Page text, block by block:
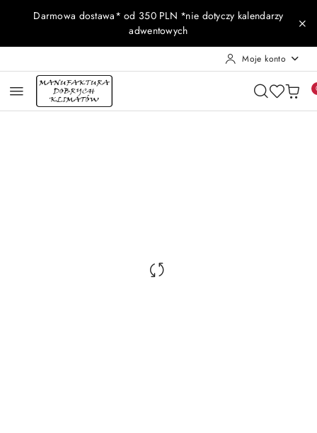
Przejdź do treści głównej
Przejdź do wyszukiwarki
Przejdź do moje konto
Przejdź do menu głównego
Przejdź do opisu produktu
Przejdź do stopki
Darmowa dostawa* od 350 PLN *nie dotyczy kalendarzy
adwentowych
Moje konto